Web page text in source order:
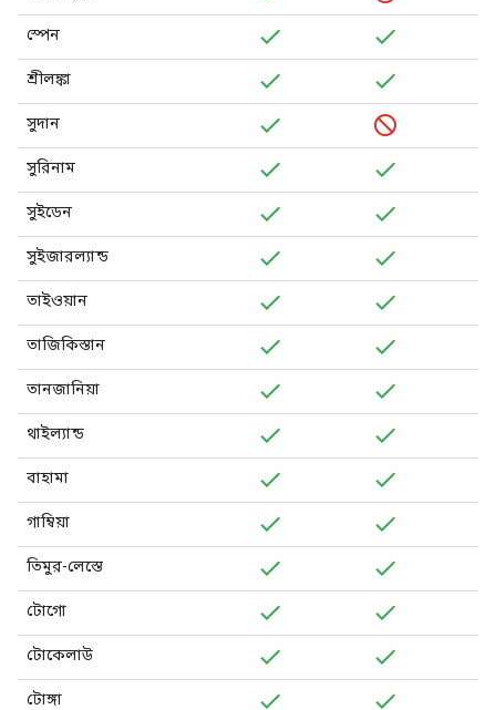
স্পেন
শ্রীলঙ্কা
সুদান
সুরিনাম
সুইডেন
সুইজারল্যান্ড
তাইওয়ান
তাজিকিস্তান
তানজানিয়া
থাইল্যান্ড
বাহামা
গাম্বিয়া
তিমুর-লেস্তে
টোগো
টোকেলাউ
টোঙ্গা